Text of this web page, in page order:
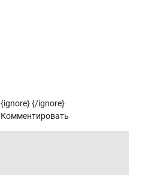
{ignore}{/ignore}
Комментировать